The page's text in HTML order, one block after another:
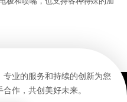
业的服务和持续的创新为您
作，共创美好未来。